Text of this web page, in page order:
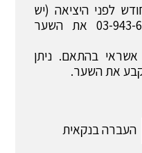
לפני היציאה (יש
לבדוק איתנו בטלפון 03-943-6034 את השער
בהתאם. ניתן
את השער.
העברה בנקאית